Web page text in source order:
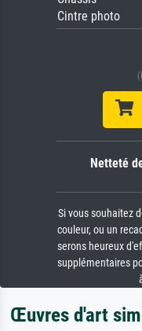
Cintre photo
Netteté
Si vous souhaitez
couleur, ou un
serons heureux
supplémentaires
Œuvres d'art